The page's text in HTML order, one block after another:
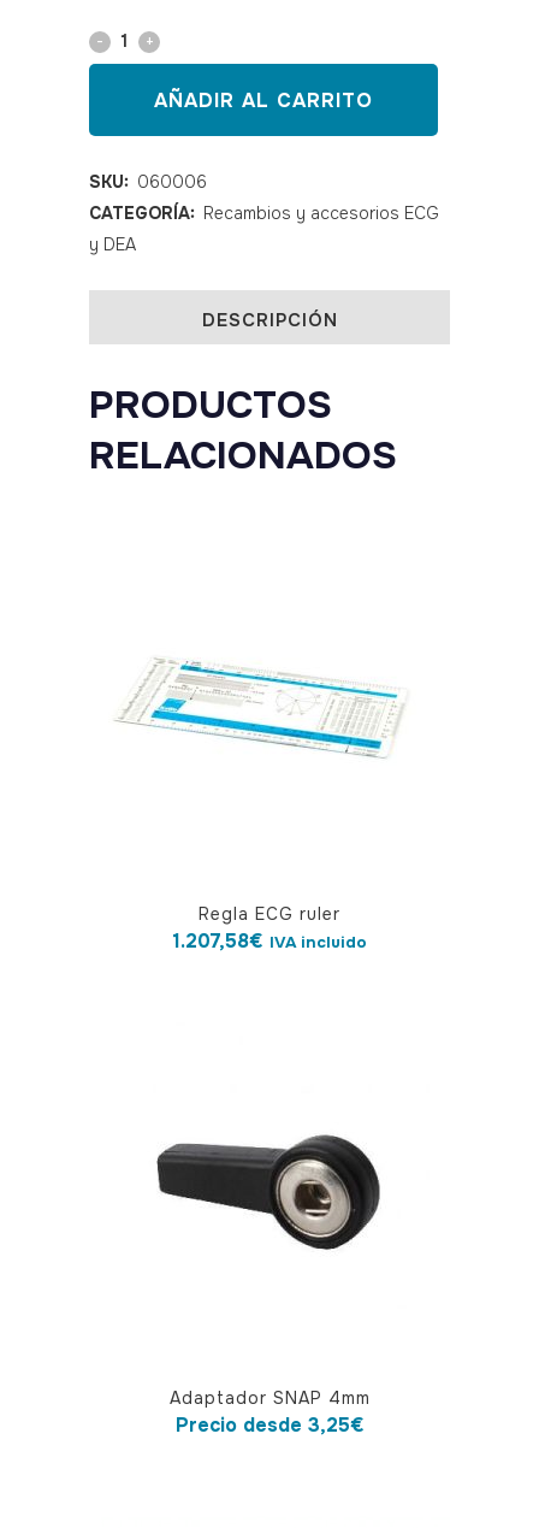
Pinzas
set
4
unidades
quantity
AÑADIR AL CARRITO
SKU: 060006
CATEGORÍA: Recambios y accesorios ECG
y DEA
DESCRIPCIÓN
PRODUCTOS
RELACIONADOS
Regla ECG ruler
1.207,58€ IVA incluido
Adaptador SNAP 4mm
Precio desde 3,25€